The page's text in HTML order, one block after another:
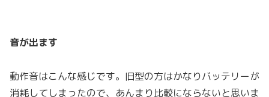
音が出ます
動作音はこんな感じです。旧型の方はかなりバッテリーが
消耗してしまったので、あんまり比較にならないと思いま